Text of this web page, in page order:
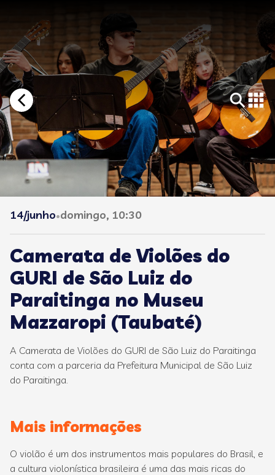
14/junho•domingo, 10:30
Camerata de Violões do
GURI de São Luiz do
Paraitinga no Museu
Mazzaropi (Taubaté)
A Camerata de Violões do GURI de São Luiz do Paraitinga
conta com a parceria da Prefeitura Municipal de São Luiz
do Paraitinga.
Mais informações
O violão é um dos instrumentos mais populares do Brasil, e
a cultura violonística brasileira é uma das mais ricas do